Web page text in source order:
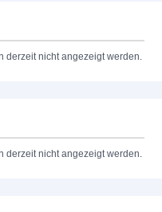
derzeit nicht angezeigt werden.
derzeit nicht angezeigt werden.